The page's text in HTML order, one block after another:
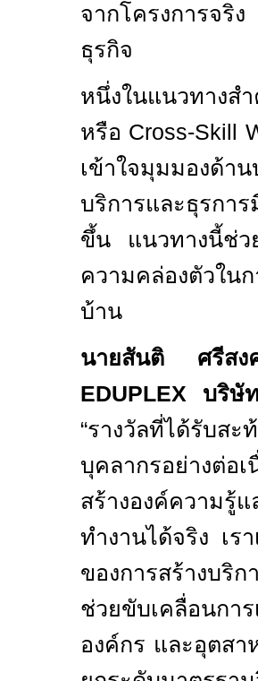
จากโครงการจ
ธุรกิจ
หนึ่งในแนวทางส
หรือ Cross-Skill
เข้าใจมุมมองด้
บริการและธุรกา
ขึ้น แนวทางนี้ช่ว
ความคล่องตัวใน
บ้าน
นายสันติ ศรีส
EDUPLEX บริษั
“รางวัลที่ได้รับส
บุคลากรอย่างต่อ
สร้างองค์ความรู้
ทำงานได้จริง เ
ของการสร้างบ
ช่วยขับเคลื่อนกา
องค์กร และอุตสา